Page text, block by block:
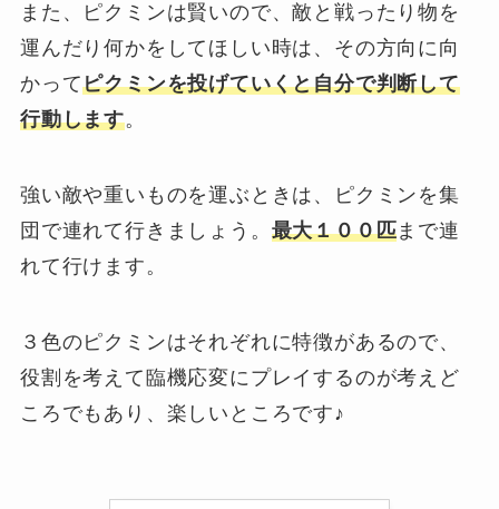
また、ピクミンは賢いので、敵と戦ったり物を
運んだり何かをしてほしい時は、その方向に向
かってピクミンを投げていくと自分で判断して
行動します。
強い敵や重いものを運ぶときは、ピクミンを集
団で連れて行きましょう。 最大１００匹 まで連
れて行けます。
３色のピクミンはそれぞれに特徴があるので、
役割を考えて臨機応変にプレイするのが考えど
ころでもあり、楽しいところです♪